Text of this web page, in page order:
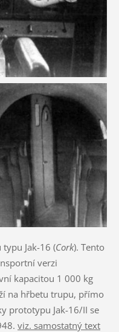
Jak-16 (Cork). Tento
verzi
kapacitou 1 000 kg
na hřbetu trupu, přímo
prototypu Jak-16/II se
viz. samostatný text